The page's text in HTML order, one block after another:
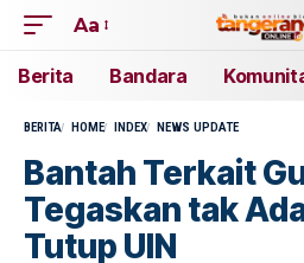
Aa
Berita Bandara
BERITA HOME INDEX NEWS UPDATE
Bantah Terkait
Tegaskan tak
Tutup UIN